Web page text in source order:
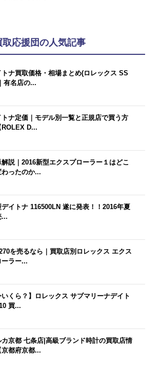
取応援団の人気記事
トナ買取価格・相場まとめ(ロレックス SS
有名店の...
トナ定価｜モデル別一覧と正規店で買う方
ROLEX D...
解説｜2016新型エクスプローラー１はどこ
わったのか...
デイトナ 116500LN 遂に発表！！2016年夏
...
を売るなら｜買取店別ロレックス エクス
ーラー...
いくら？】ロレックス サブマリーナデイト
買...
カ京都 七条店|高級ブランド時計の買取店情
京都府京都...